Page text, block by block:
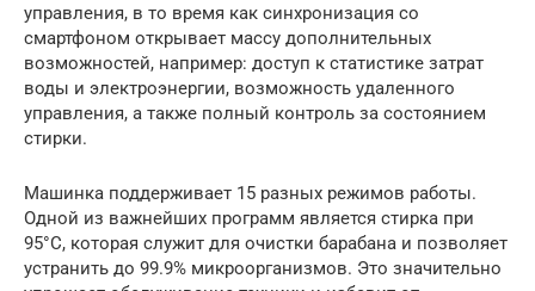
управления, в то время как синхронизация со
смартфоном открывает массу дополнительных
возможностей, например: доступ к статистике затрат
воды и электроэнергии, возможность удаленного
управления, а также полный контроль за состоянием
стирки.
Машинка поддерживает 15 разных режимов работы.
Одной из важнейших программ является стирка при
95°C, которая служит для очистки барабана и позволяет
устранить до 99.9% микроорганизмов. Это значительно